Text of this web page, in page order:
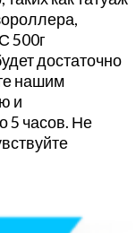
500г
достаточно
нашим
и
5 часов. Не